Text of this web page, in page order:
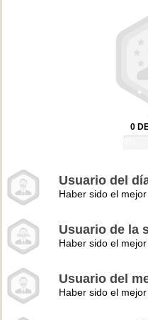
0
Usuario del
Haber sido el
Usuario de la
Haber sido el
Usuario del
Haber sido el